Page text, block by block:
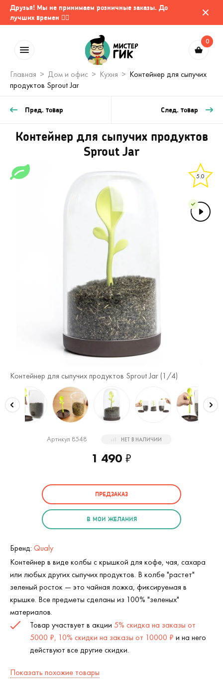
Друзья! Мы не принимаем розничные заказы. До
лучших времен 🤷‍♂️
0
Главная Дом и офис Кухня
Контейнер для сыпучих
продуктов Sprout Jar
Пред. товар След. товар
Контейнер для сыпучих продуктов
Sprout Jar
5.0
Контейнер для сыпучих продуктов Sprout Jar (1 /4)
Артикул 8548 НЕТ В НАЛИЧИИ
1 490 ₽
ПРЕДЗАКАЗ
В МОИ ЖЕЛАНИЯ
Бренд: Qualy
Контейнер в виде колбы с крышкой для кофе, чая, сахара
или любых других сыпучих продуктов. В колбе "растет"
зеленый росток — это чайная ложка, фиксируемая в
крышке. Все предметы сделаны из 100% "зеленых"
материалов.
Товар участвует в акции 5% скидка на заказы от
5000 ₽, 10% скидки на заказы от 10000 ₽ и на него
действуют все другие скидки.
Показать похожие товары